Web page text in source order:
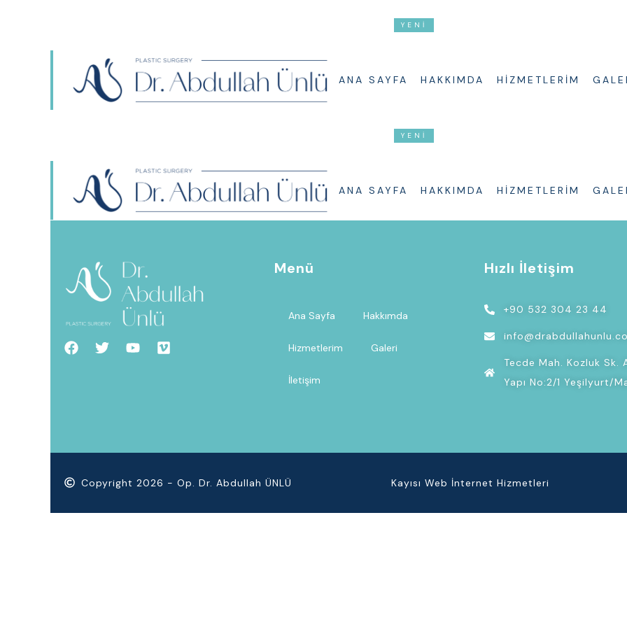
YENİ
ANA SAYFA HAKKIMDA HIZMETLERIM
YENİ
ANA SAYFA HAKKIMDA HIZMETLERIM
Menü
Ana Sayfa Hakkımda
Hizmetlerim Galeri
İletişim
Hızlı İletişim
+90 532 304 23 44
Tecde Mah. Kozluk Sk.
Yapı No:2/1 Yeşilyurt/
Copyright 2026 - Op. Dr. Abdullah ÜNLÜ Kayısı Web İnternet Hizmetleri